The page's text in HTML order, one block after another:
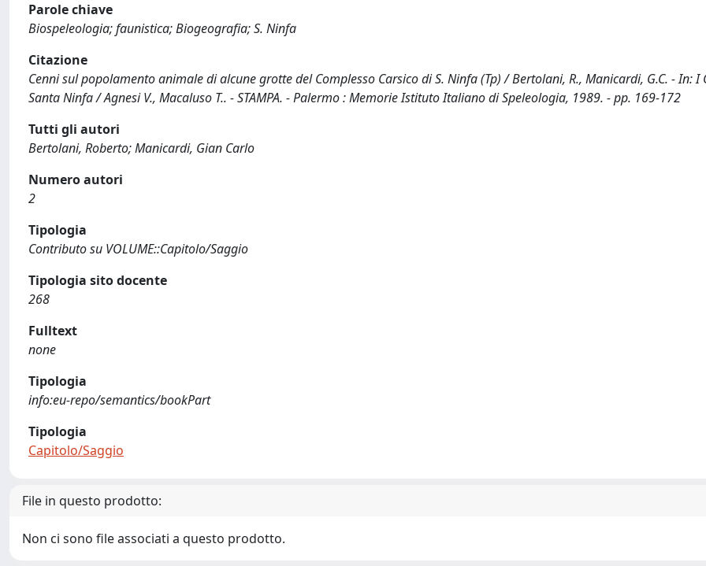
Parole chiave
Biospeleologia; faunistica; Biogeografia; S. Ninfa
Citazione
Cenni sul popolamento animale di alcune grotte del Complesso Carsico di S. Ninfa (Tp) / Bertolani, R., Manicardi, G.C. - In: I
Santa Ninfa / Agnesi V., Macaluso T.. - STAMPA. - Palermo : Memorie Istituto Italiano di Speleologia, 1989. - pp. 169-172
Tutti gli autori
Bertolani, Roberto; Manicardi, Gian Carlo
Numero autori
2
Tipologia
Contributo su VOLUME::Capitolo/Saggio
Tipologia sito docente
268
Fulltext
none
Tipologia
info:eu-repo/semantics/bookPart
Tipologia
Capitolo/Saggio
File in questo prodotto:
Non ci sono file associati a questo prodotto.